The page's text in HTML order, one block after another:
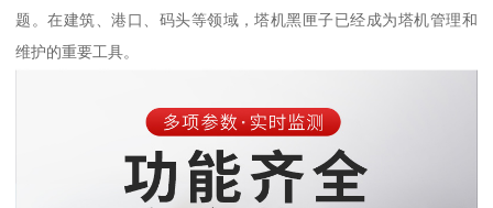
题。在建筑、港口、码头等领域，塔机黑匣子已经成为塔机管理和
维护的重要工具。